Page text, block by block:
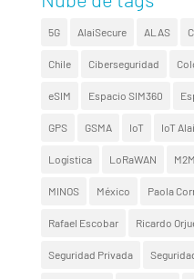
5G AlaiSecure ALAS
Chile Ciberseguridad
eSIM Espacio SIM360
GPS GSMA IoT IoT
Logística LoRaWAN
MINOS México Paola
Rafael Escobar Ricardo
Seguridad Privada